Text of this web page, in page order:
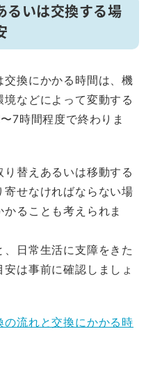
るいは交換する場
換にかかる時間は、機
などによって変動する
7時間程度で終わりま
替えあるいは移動する
せなければならない場
ることも考えられま
日常生活に支障をきた
は事前に確認しましょ
の流れと交換にかかる時